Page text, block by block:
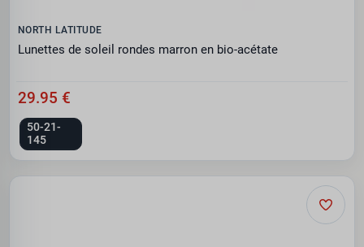
NORTH LATITUDE
Lunettes de soleil rondes marron en bio-acétate
29.95 €
50-21-
145